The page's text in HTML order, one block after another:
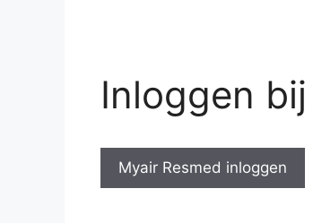
Inloggen
Myair Resmed inloggen